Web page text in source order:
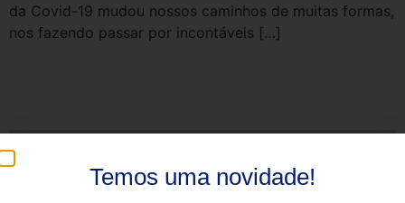
da Covid-19 mudou nossos caminhos de muitas formas,
nos fazendo passar por incontáveis […]
Temos uma novidade!